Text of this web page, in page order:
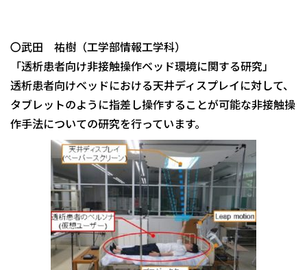
〇武田 祐樹（工学部情報工学科）
「透析患者向け非接触操作ベッド環境に関する研究」
透析患者向けベッドにおける天井ディスプレイに対して、
タブレットのように指差し操作することが可能な非接触操
作手法についての研究を行っています。